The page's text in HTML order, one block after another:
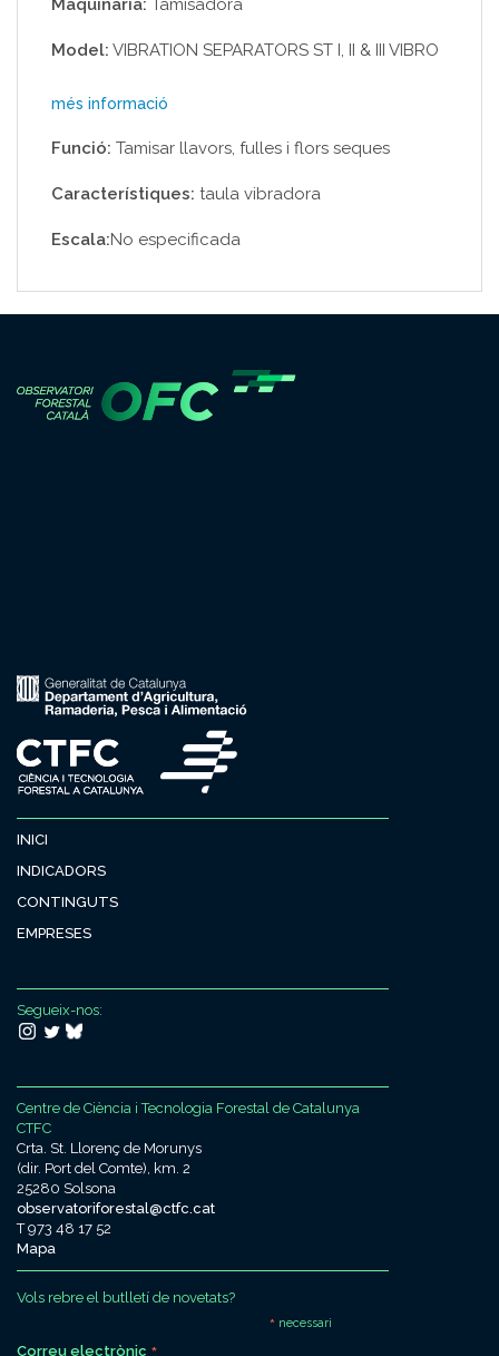
Maquinària: Tamisadora
Model: VIBRATION SEPARATORS ST I, II & III VIBRO
més informació
Funció: Tamisar llavors, fulles i flors seques
Característiques: taula vibradora
Escala:No especificada
INICI
INDICADORS
CONTINGUTS
EMPRESES
Segueix-nos:
Centre de Ciència i Tecnologia Forestal de Catalunya
CTFC
Crta. St. Llorenç de Morunys
(dir. Port del Comte), km. 2
25280 Solsona
observatoriforestal@ctfc.cat
T 973 48 17 52
Mapa
Vols rebre el butlletí de novetats?
*necessari
Correu electrònic